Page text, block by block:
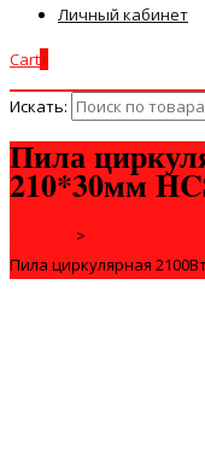
Личный кабинет
Cart
Искать:
Пила
210*30мм
>
Пила циркулярная